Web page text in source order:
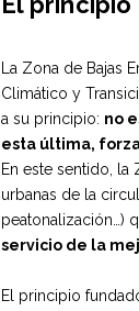
La Zona de Bajas
Climático y
a su principio: no
esta última,
En este sentido,
urbanas de la
peatonalización…)
servicio de la
El principio